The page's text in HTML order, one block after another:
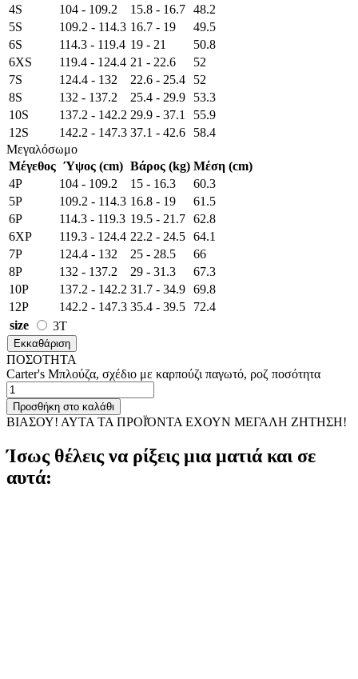
4S
104 - 109.2 15.8 - 16.7 48.2
5S
109.2 - 114.3 16.7 - 19
49.5
6S
114.3 - 119.4 19 - 21
50.8
6XS
119.4 - 124.4 21 - 22.6
52
7S
124.4 - 132 22.6 - 25.4
52
8S
132 - 137.2 25.4 - 29.9
53.3
10S
137.2 - 142.2 29.9 - 37.1
55.9
12S
142.2 - 147.3 37.1 - 42.6
58.4
Μεγαλόσωμο
Μέγεθος Ύψος (cm) Βάρος (kg) Μέση (cm)
4P
104 - 109.2 15 - 16.3
60.3
5P
109.2 - 114.3 16.8 - 19
61.5
6P
114.3 - 119.3 19.5 - 21.7 62.8
6XP
119.3 - 124.4 22.2 - 24.5 64.1
7P
124.4 - 132 25 - 28.5
66
8P
132 - 137.2 29 - 31.3
67.3
10P
137.2 - 142.2 31.7 - 34.9 69.8
12P
142.2 - 147.3 35.4 - 39.5
72.4
size
3T
Εκκαθάριση
ΠΟΣΟΤΗΤΑ
Carter's Μπλούζα, σχέδιο με καρπούζι παγωτό, ροζ ποσότητα
Προσθήκη στο καλάθι
ΒΙΑΣΟΥ! ΑΥΤΑ ΤΑ ΠΡΟΪΌΝΤΑ ΕΧΟΥΝ ΜΕΓΑΛΗ ΖΗΤΗΣΗ!
Ίσως θέλεις να ρίξεις μια ματιά και σε
αυτά: